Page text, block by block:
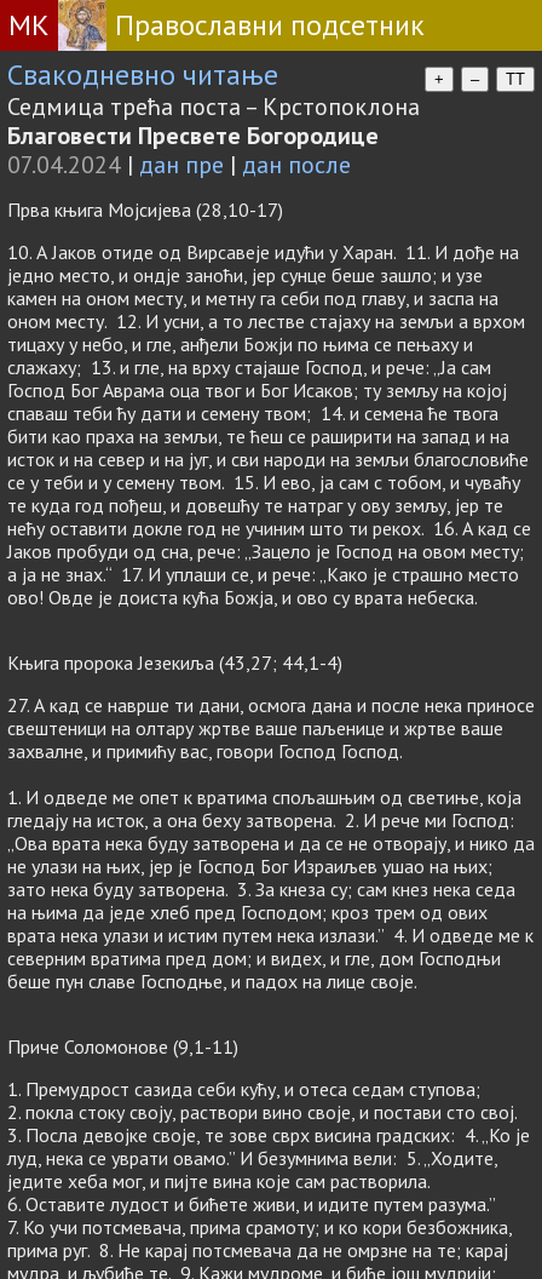
МК
Православни подсетник
Свакодневно читање
+ – TT
Седмица трећа поста – Крстопоклона
Благовести Пресвете Богородице
07.04.2024 | дан пре | дан после
Прва књига Мојсијева (28,10-17)
10. А Јаков отиде од Вирсавеје идући у Харан. 11. И дође на
једно место, и ондје заноћи, јер сунце беше зашло; и узе
камен на оном месту, и метну га себи под главу, и заспа на
оном месту. 12. И усни, а то лестве стајаху на земљи а врхом
тицаху у небо, и гле, анђели Божји по њима се пењаху и
слажаху; 13. и гле, на врху стајаше Господ, и рече: „Ја сам
Господ Бог Аврама оца твог и Бог Исаков; ту земљу на којој
спаваш теби ћу дати и семену твом; 14. и семена ће твога
бити као праха на земљи, те ћеш се раширити на запад и на
исток и на север и на југ, и сви народи на земљи благословиће
се у теби и у семену твом. 15. И ево, ја сам с тобом, и чуваћу
те куда год пођеш, и довешћу те натраг у ову земљу, јер те
нећу оставити докле год не учиним што ти рекох. 16. А кад се
Јаков пробуди од сна, рече: „Зацело је Господ на овом месту;
а ја не знах.“ 17. И уплаши се, и рече: „Како је страшно место
ово! Овде је доиста кућа Божја, и ово су врата небеска.
Књига пророка Језекиља (43,27; 44,1-4)
27. А кад се наврше ти дани, осмога дана и после нека приносе
свештеници на олтару жртве ваше паљенице и жртве ваше
захвалне, и примићу вас, говори Господ Господ.
1. И одведе ме опет к вратима спољашњим од светиње, која
гледају на исток, а она беху затворена. 2. И рече ми Господ:
„Ова врата нека буду затворена и да се не отворају, и нико да
не улази на њих, јер је Господ Бог Израиљев ушао на њих;
зато нека буду затворена. 3. За кнеза су; сам кнез нека седа
на њима да једе хлеб пред Господом; кроз трем од ових
врата нека улази и истим путем нека излази.” 4. И одведе ме к
северним вратима пред дом; и видех, и гле, дом Господњи
беше пун славе Господње, и падох на лице своје.
Приче Соломонове (9,1-11)
1. Премудрост сазида себи кућу, и отеса седам ступова;
2. покла стоку своју, раствори вино своје, и постави сто свој.
3. Посла девојке своје, те зове сврх висина градских: 4. „Ко је
луд, нека се уврати овамо.” И безумнима вели: 5. „Ходите,
једите хеба мог, и пијте вина које сам растворила.
6. Оставите лудост и бићете живи, и идите путем разума.”
7. Ко учи потсмевача, прима срамоту; и ко кори безбожника,
прима руг. 8. Не карај потсмевача да не омрзне на те; карај
мудра, и љубиће те. 9. Кажи мудроме, и биће још мудрији;